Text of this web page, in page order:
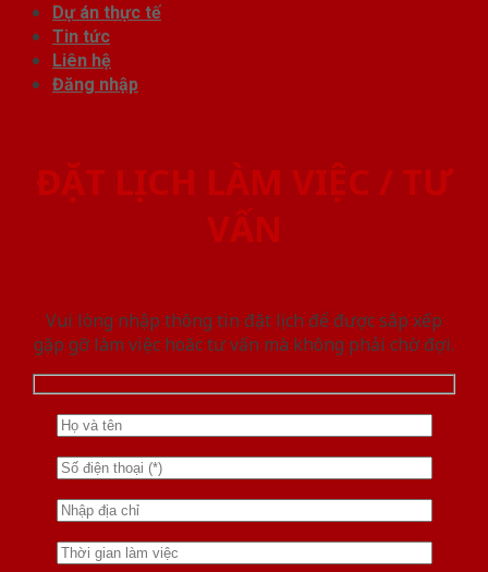
Dự án thực tế
Tin tức
Liên hệ
Đăng nhập
ĐẶT LỊCH LÀM VIỆC / TƯ
VẤN
Vui lòng nhập thông tin đặt lịch để được sắp xếp
gặp gỡ làm việc hoăc tư vấn mà không phải chờ đợi.